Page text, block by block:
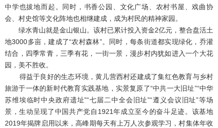
中学也拔地而起。同时，书香公园、文化广场、农村书屋、戏曲协
会、村史馆等文化阵地也相继建成，成为村民的精神家园。
绿水青山就是金山银山。该村已累计投入资金2亿元，整合盘活土
地3000多亩，建成了“农村森林”。同时，每条街道都实现绿化，乔灌
结合，四季常青，三季有花，一街一景，漫步村内犹如进入一个大花
园，美不胜收。
得益于良好的生态环境，黄儿营西村还建成了集红色教育与乡村
旅游于一体的新时代教育实践基地，实景复原了“中共一大旧址”“中华
苏维埃临时中央政府遗址”“七届二中全会旧址”“遵义会议旧址”等场
景，生动呈现了中国共产党自1921年成立至今的奋斗足迹。该基地
2019年揭牌启用以来，高峰期每天有上万人次参观学习，村集体年收